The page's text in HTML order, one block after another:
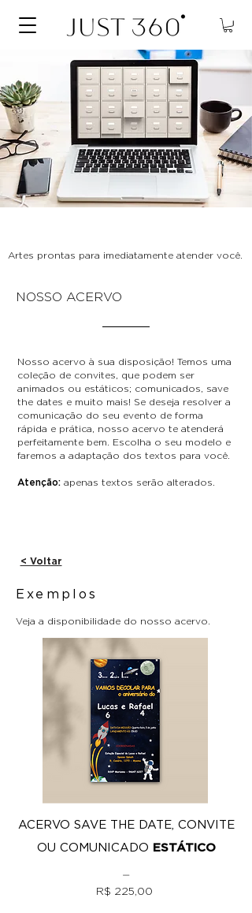
Artes prontas para imediatamente atender você.
NOSSO ACERVO
Nosso acervo à sua disposição! Temos uma
coleção de convites, que podem ser
animados ou estáticos; comunicados, save
the dates e muito mais! Se deseja resolver a
comunicação do seu evento de forma
rápida e prática, nosso acervo te atenderá
perfeitamente bem. Escolha o seu modelo e
faremos a adaptação dos textos para você.
Atenção: apenas textos serão alterados.
< Voltar
Exemplos
Veja a disponibilidade do nosso acervo.
ACERVO SAVE THE DATE, CONVITE
OU COMUNICADO ESTÁTICO
⏤
R$ 225,00